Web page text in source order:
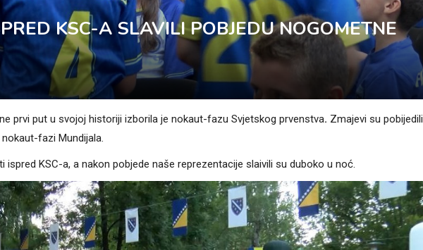
KSC-A SLAVILI POBJEDU NOGOMETNE
prvi put u svojoj historiji izborila je nokaut-fazu Svjetskog prvenstva. Zmajevi su pobijedili
fazi Mundijala.
KSC-a, a nakon pobjede naše reprezentacije slaivili su duboko u noć.